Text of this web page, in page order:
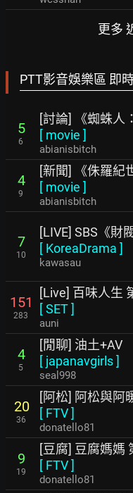
更多
PTT影音娛樂區 即
5
6
[討論] 《蜘蛛人
[ movie ]
abianisbitch
4
9
[新聞] 《侏羅紀
[ movie ]
abianisbitch
7
10
[LIVE] SBS《財
[ KoreaDrama ]
kawasau
151
283
[Live] 百味人生
[SET]
auni
4
5
[閒聊] 油土+AV
[ japanavgirls]
seal998
20
36
[阿松] 阿松與阿
[ FTV]
donatello81
9
19
[豆腐] 豆腐媽媽
[ FTV]
donatello81